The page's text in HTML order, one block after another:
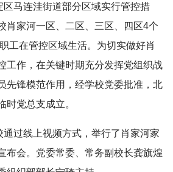
区马连洼街道部分区域实行管控措
肖家河一区、二区、三区、四区4个
工在管控区域生活。为切实做好肖
工作，在关键时期充分发挥党组织战
先锋模范作用，经学校党委批准，北
时党总支成立。
通过线上视频方式，举行了肖家河家
布会。党委常委、常务副校长龚旗煌